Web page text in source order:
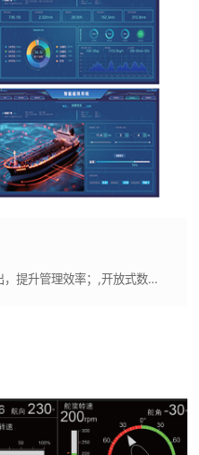
产品特点：可视化展示与报表输出，提升管理效率；,开放式数据接口，便于系统集成与拓展；